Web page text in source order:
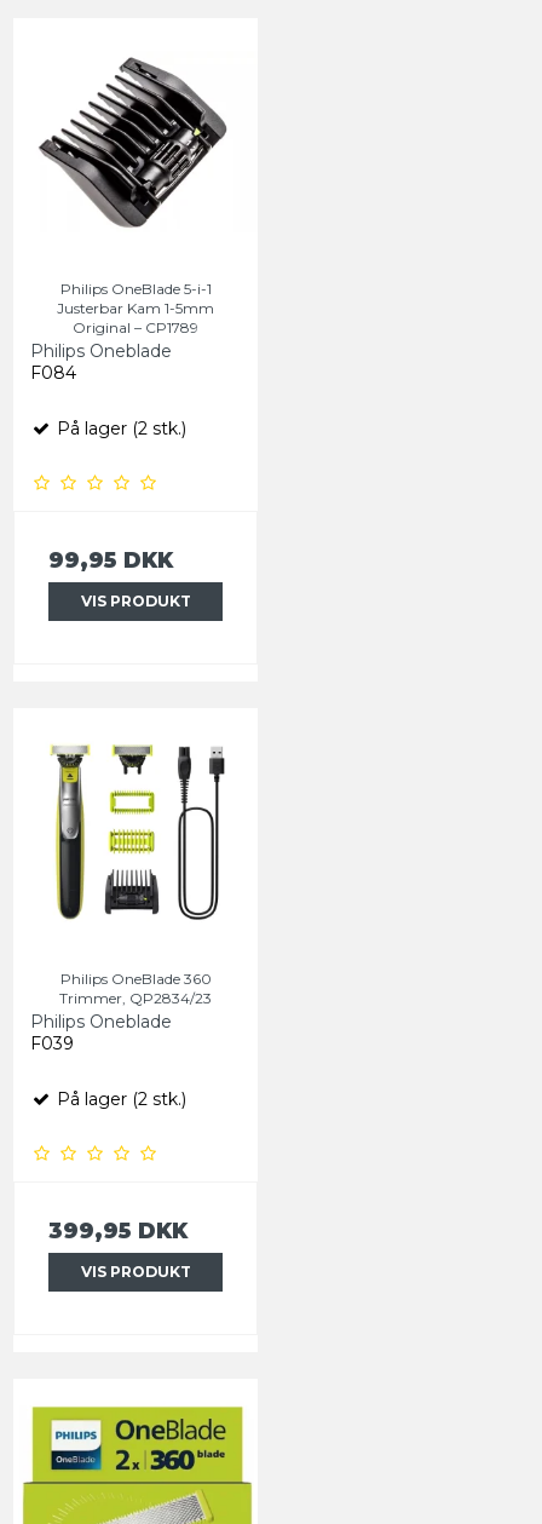
Philips OneBlade 5-i-1
Justerbar Kam 1-5mm
Original – CP1789
Philips Oneblade
F084
På lager (2 stk.)
99,95 DKK
VIS PRODUKT
Philips OneBlade 360
Trimmer, QP2834/23
Philips Oneblade
F039
På lager (2 stk.)
399,95 DKK
VIS PRODUKT